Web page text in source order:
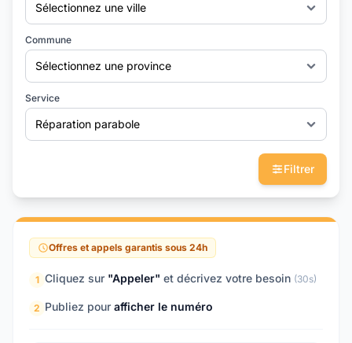
Sélectionnez une ville
Commune
Sélectionnez une province
Service
Réparation parabole
Filtrer
Offres et appels garantis sous 24h
1 Cliquez sur "Appeler" et décrivez votre besoin (30s)
2 Publiez pour afficher le numéro